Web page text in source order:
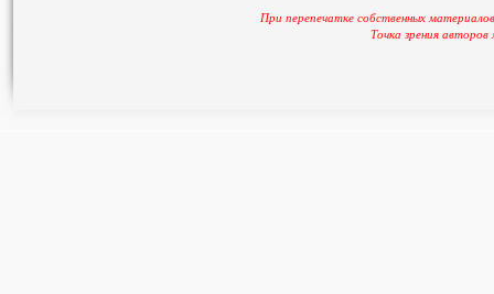
При перепечатке собственных
Точка зрения